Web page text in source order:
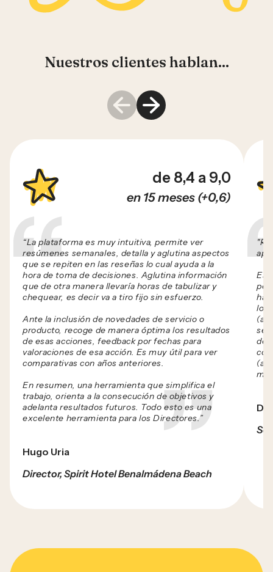
Nuestros clientes hablan...
de 8,4 a 9,0
en 15 meses (+0,6)
“La plataforma es muy intuitiva, permite ver
resúmenes semanales, detalla y aglutina aspectos
que se repiten en las reseñas lo cual ayuda a la
hora de toma de decisiones. Aglutina información
que de otra manera llevaría horas de tabulizar y
chequear, es decir va a tiro fijo sin esfuerzo.
Ante la inclusión de novedades de servicio o
producto, recoge de manera óptima los resultados
de esas acciones, feedback por fechas para
valoraciones de esa acción. Es muy útil para ver
comparativas con años anteriores.
En resumen, una herramienta que simplifica el
trabajo, orienta a la consecución de objetivos y
adelanta resultados futuros. Todo esto es una
excelente herramienta para los Directores.”
Hugo Uria
Director, Spirit Hotel Benalmádena Beach
los
de
(a